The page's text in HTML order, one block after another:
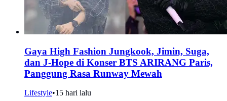
Gaya High Fashion Jungkook, Jimin, Suga,
dan J-Hope di Konser BTS ARIRANG Paris,
Panggung Rasa Runway Mewah
Lifestyle•15 hari lalu